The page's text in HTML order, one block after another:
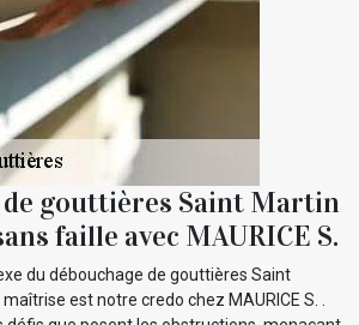
de gouttières Saint Martin
faille avec MAURICE S.
du débouchage de gouttières Saint
est notre credo chez MAURICE S. .